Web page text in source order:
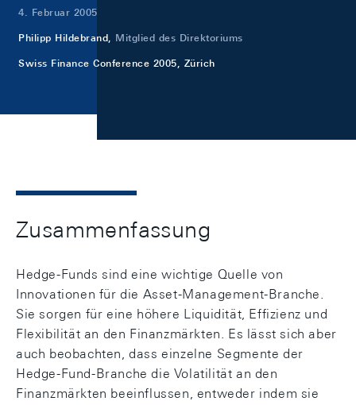
4. Februar 2005
Philipp Hildebrand, Mitglied des Direktoriums
Swiss Finance Conference 2005, Zürich
Zusammenfassung
Hedge-Funds sind eine wichtige Quelle von
Innovationen für die Asset-Management-Branche.
Sie sorgen für eine höhere Liquidität, Effizienz und
Flexibilität an den Finanzmärkten. Es lässt sich aber
auch beobachten, dass einzelne Segmente der
Hedge-Fund-Branche die Volatilität an den
Finanzmärkten beeinflussen, entweder indem sie